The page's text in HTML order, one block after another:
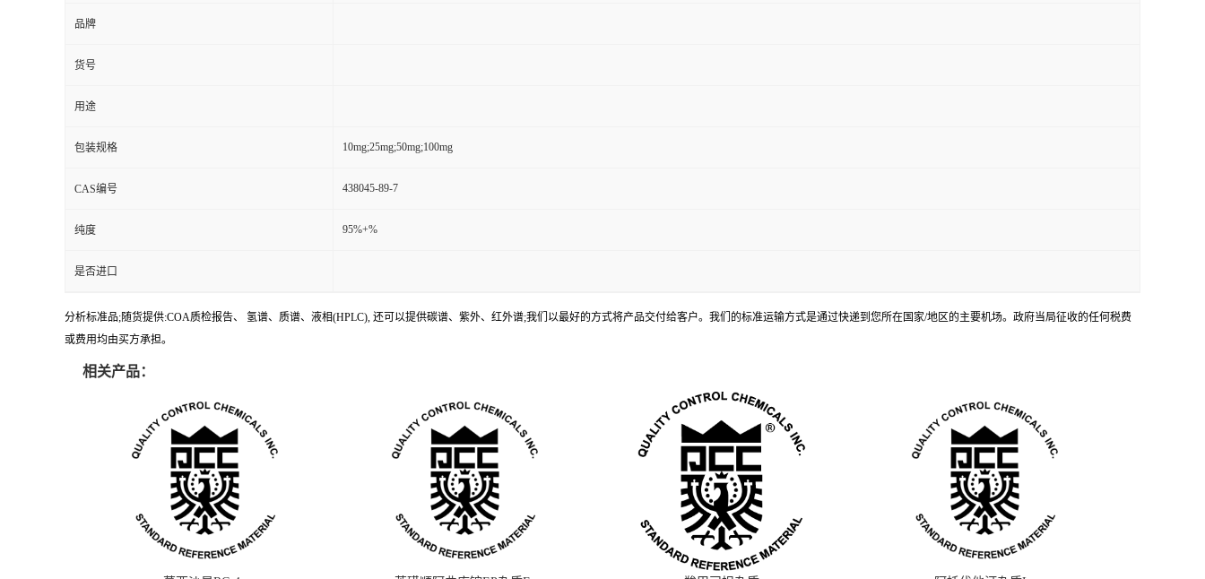
品牌
货号
用途
包装规格 10mg;25mg;50mg;100mg
CAS编号 438045-89-7
纯度 95%+%
是否进口
分析标准品;随货提供:COA质检报告、 氢谱、质谱、液相(HPLC), 还可以提供碳谱、紫外、红外谱;我们以最好的方式将产品交付给客户。我们的标准运输方式是通过快递到您所在国家/地区的主要机场。政府当局征收的任何税费
或费用均由买方承担。
相关产品：